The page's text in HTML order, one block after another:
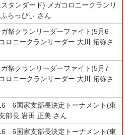
タンダード) メガコロニークランリ
らっぴぃ さん
祭クランリーダーファイト(5月6
ロニークランリーダー 大川 拓弥さ
祭クランリーダーファイト(5月7
ロニークランリーダー 大川 拓弥さ
6国家支部長決定トーナメント(東
部長 岩田 正美 さん
6国家支部長決定トーナメント(東